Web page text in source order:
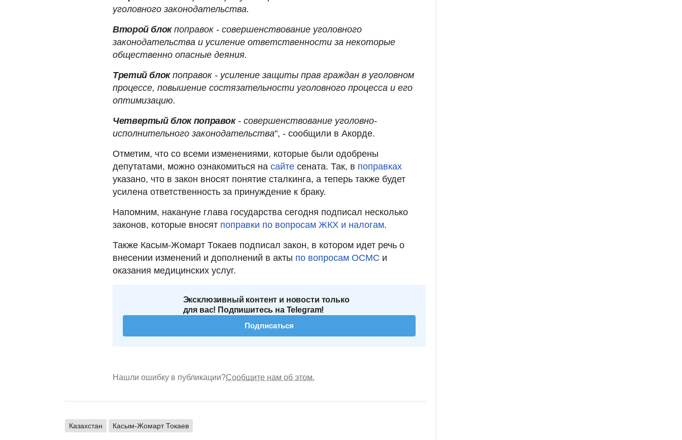
уголовного законодательства.
Второй блокпоправок - совершенствование уголовного
законодательства и усиление ответственности за некоторые
общественно опасные деяния.
Третий блокпоправок - усиление защиты прав граждан в уголовном
процессе, повышение состязательности уголовного процесса и его
оптимизацию.
Четвертый блок поправок- совершенствование уголовно-
исполнительного законодательства", - сообщили в Акорде.
Отметим, что со всеми изменениями, которые были одобрены
депутатами, можно ознакомиться на сайте сената. Так, в поправках
указано, что в закон вносят понятие сталкинга, а теперь также будет
усилена ответственность за принуждение к браку.
Напомним, накануне глава государства сегодня подписал несколько
законов, которые вносят поправки по вопросам ЖКХ и налогам.
Также Касым-Жомарт Токаев подписал закон, в котором идет речь о
внесении изменений и дополнений в акты по вопросам ОСМС и
оказания медицинских услуг.
Эксклюзивный контент и новости только
для вас! Подпишитесь на Telegram!
Подписаться
Нашли ошибку в публикации?Сообщите нам об этом.
Казахстан Касым-Жомарт Токаев